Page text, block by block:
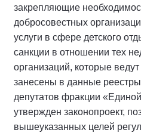
закрепляющие
добросовестных
услуги в сфере детского
санкции в отношении тех
организаций, которые
занесены в данные
депутатов фракции
утвержден законопроект,
вышеуказанных целей